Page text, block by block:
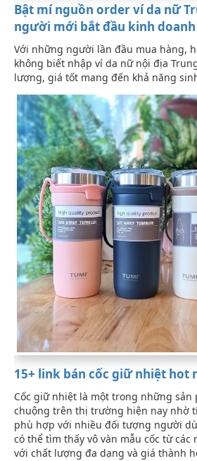
Bật mí nguồn order ví da nữ
người mới bắt đầu kinh doanh
Với những người lần đầu mua hàng,
không biết nhập ví da nữ nội địa
lượng, giá tốt mang đến khả năng
15+ link bán cốc giữ nhiệt hot
Cốc giữ nhiệt là một trong những sản
chuộng trên thị trường hiện nay nhờ
phù hợp với nhiều đối tượng người
có thể tìm thấy vô vàn mẫu cốc từ các
với chất lượng đa dạng và giá thành